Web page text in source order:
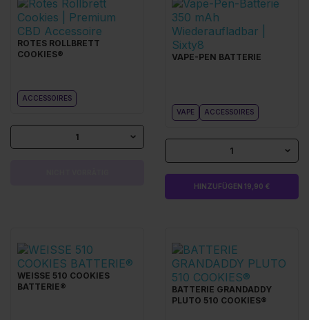
ROTES ROLLBRETT
COOKIES®
ACCESSOIRES
1
VAPE-PEN BATTERIE
VAPE ACCESSOIRES
1
HINZUFÜGEN 19,90 €
WEISSE 510 COOKIES
BATTERIE®
BATTERIE GRANDADDY
PLUTO 510 COOKIES®